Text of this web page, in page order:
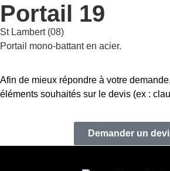
Portail 19
St Lambert (08)
Portail mono-battant en acier.
Afin de mieux répondre à votre
éléments souhaités sur le devis (ex :
Demander un